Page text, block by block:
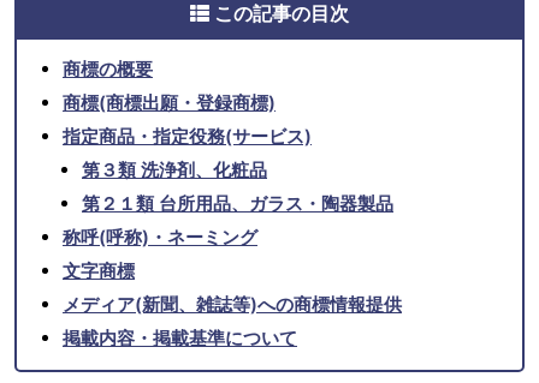
この記事の目次
商標の概要
商標(商標出願・登録商標)
指定商品・指定役務(サービス)
第３類 洗浄剤、化粧品
第２１類 台所用品、ガラス・陶器製品
称呼(呼称)・ネーミング
文字商標
メディア(新聞、雑誌等)への商標情報提供
掲載内容・掲載基準について